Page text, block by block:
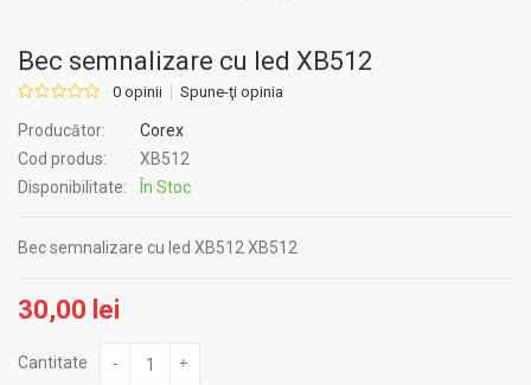
Bec semnalizare cu led XB512
0 opinii Spune-ţi opinia
Producător:
Corex
Cod produs:
XB512
Disponibilitate:
În Stoc
Bec semnalizare cu led XB512 XB512
30,00 lei
Cantitate - +